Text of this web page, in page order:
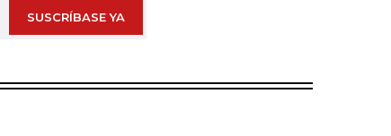
SUSCRÍBASE YA